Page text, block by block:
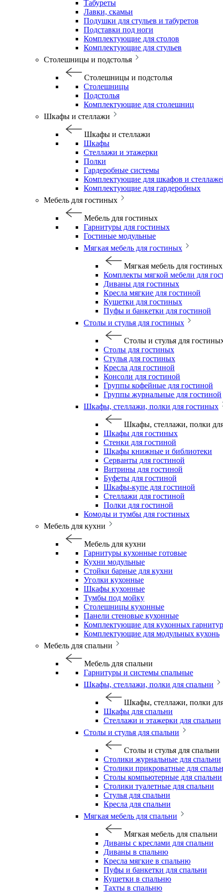
Табуреты
Лавки, скамьи
Подушки для стульев и табуретов
Подставки под ноги
Комплектующие для столов
Комплектующие для стульев
Столешницы и подстолья
Столешницы и подстолья
Столешницы
Подстолья
Комплектующие для столешниц
Шкафы и стеллажи
Шкафы и стеллажи
Шкафы
Стеллажи и этажерки
Полки
Гардеробные системы
Комплектующие для шкафов и
Комплектующие для гардеробных
Мебель для гостиных
Мебель для гостиных
Гарнитуры для гостиных
Гостиные модульные
Мягкая мебель для гостиных
Мягкая мебель для гостиных
Комплекты мягкой мебели для
Диваны для гостиных
Кресла мягкие для гостиной
Кушетки для гостиных
Пуфы и банкетки для гостиной
Столы и стулья для гостиных
Столы и стулья для
Столы для гостиных
Стулья для гостиных
Кресла для гостиной
Консоли для гостиной
Группы кофейные для гостиной
Группы журнальные для гостиной
Шкафы, стеллажи, полки для гостиных
Шкафы, стеллажи, полки
Шкафы для гостиных
Стенки для гостиной
Шкафы книжные и библиотеки
Серванты для гостиной
Витрины для гостиной
Буфеты для гостиной
Шкафы-купе для гостиной
Стеллажи для гостиной
Полки для гостиной
Комоды и тумбы для гостиных
Мебель для кухни
Мебель для кухни
Гарнитуры кухонные готовые
Кухни модульные
Стойки барные для кухни
Уголки кухонные
Шкафы кухонные
Тумбы под мойку
Столешницы кухонные
Панели стеновые кухонные
Комплектующие для кухонных
Комплектующие для модульных кухонь
Мебель для спальни
Мебель для спальни
Гарнитуры и системы спальные
Шкафы, стеллажи, полки для спальни
Шкафы, стеллажи, полки
Шкафы для спальни
Стеллажи и этажерки для спальни
Столы и стулья для спальни
Столы и стулья для спальни
Столики журнальные для спальни
Столики прикроватные для
Столы компьютерные для спальни
Столики туалетные для спальни
Стулья для спальни
Кресла для спальни
Мягкая мебель для спальни
Мягкая мебель для спальни
Диваны с креслами для спальни
Диваны в спальню
Кресла мягкие в спальню
Пуфы и банкетки для спальни
Кушетки в спальню
Тахты в спальню